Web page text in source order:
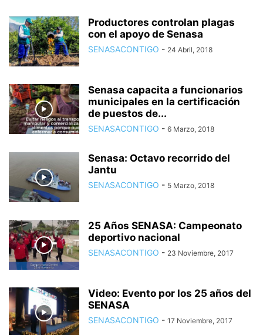
Productores controlan plagas
con el apoyo de Senasa
SENASACONTIGO - 24 Abril, 2018
Senasa capacita a funcionarios
municipales en la certificación
de puestos de...
SENASACONTIGO - 6 Marzo, 2018
Senasa: Octavo recorrido del
Jantu
SENASACONTIGO - 5 Marzo, 2018
25 Años SENASA: Campeonato
deportivo nacional
SENASACONTIGO - 23 Noviembre, 2017
Video: Evento por los 25 años del
SENASA
SENASACONTIGO - 17 Noviembre, 2017